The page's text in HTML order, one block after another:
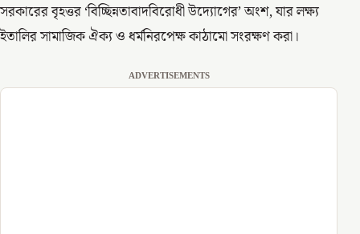
সরকারের বৃহত্তর ‘বিচ্ছিন্নতাবাদবিরোধী উদ্যোগের’ অংশ, যার লক্ষ্য
ইতালির সামাজিক ঐক্য ও ধর্মনিরপেক্ষ কাঠামো সংরক্ষণ করা।
ADVERTISEMENTS